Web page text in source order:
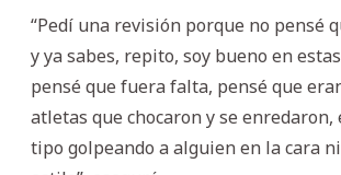
“Pedí una revisión porque no pensé
y ya sabes, repito, soy bueno en
pensé que fuera falta, pensé que
atletas que chocaron y se enredaron,
tipo golpeando a alguien en la cara